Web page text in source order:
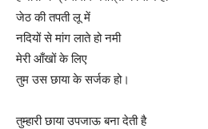
जेठ की तपती लू में
नदियों से मांग लाते हो नमी
मेरी आँखों के लिए
तुम उस छाया के सर्जक हो।
तुम्हारी छाया उपजाऊ बना देती है